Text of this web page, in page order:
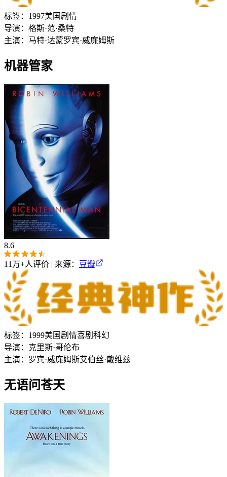
标签： 1997美国 剧情
导演： 格斯·范·桑特
主演： 马特·达蒙罗宾·威廉姆斯
机器管家
8.6
11万+人评价 | 来源： 豆瓣
标签： 1999美国 剧情喜剧 科幻
导演： 克里斯·哥伦布
主演： 罗宾·威廉姆斯艾伯丝·戴维兹
无语问苍天